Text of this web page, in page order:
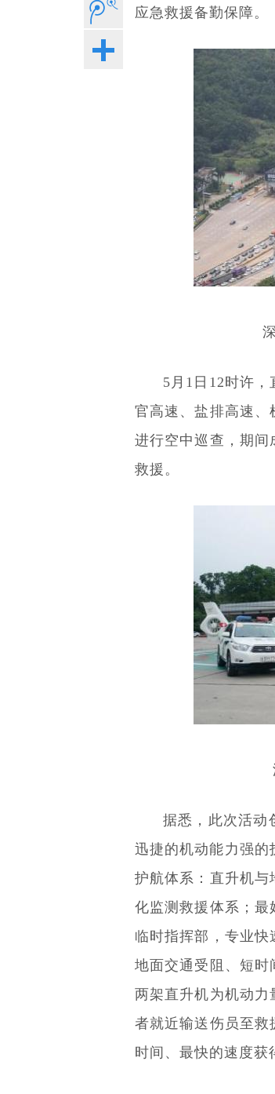
应急救援备勤保障。
5月1日12时许
官高速、盐排高速、
进行空中巡查，期间
救援。
据悉，此次活动
迅捷的机动能力强的
护航体系：直升机与
化监测救援体系；最
临时指挥部，专业快
地面交通受阻、短
两架直升机为机动
者就近输送伤员至救
时间、最快的速度获